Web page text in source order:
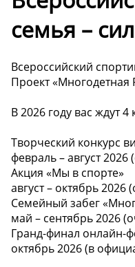
семья –
Всероссийский
Проект «Многодетная
В 2026 году вас ждут
Творческий конкурс
февраль – август 2026
Акция «Мы в спорте»
август – октябрь 2026
Семейный забег
май – сентябрь 2026
Гранд-финал онлайн-
октябрь 2026 (в